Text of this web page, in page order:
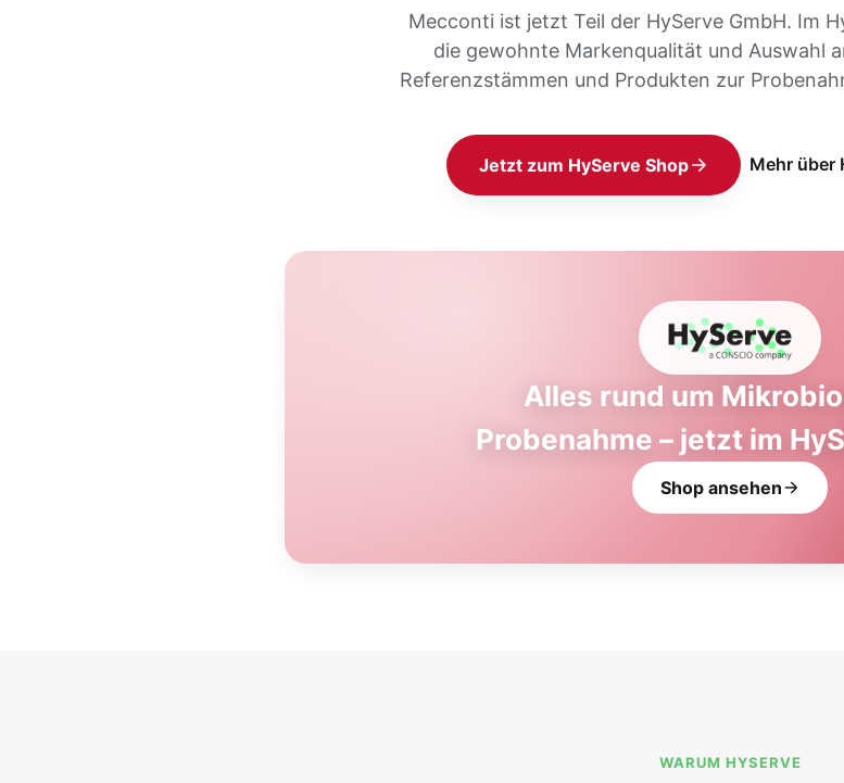
Mecconti ist jetzt Teil der HyServe GmbH. Im
die gewohnte Markenqualität und Auswahl
Referenzstämmen und Produkten zur
Jetzt zum HyServe Shop Mehr über
Alles rund um
Probenahme – jetzt im
Shop ansehen
WARUM HYSERVE